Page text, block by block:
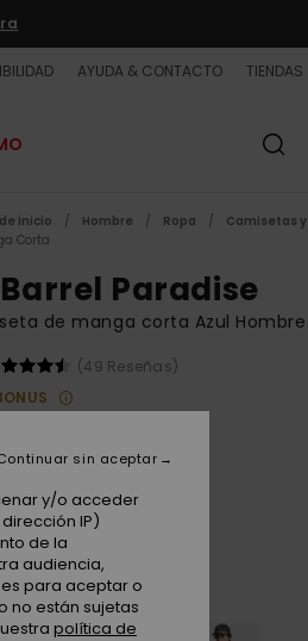
AYUDA & CONTACTO TIENDAS
inicio Hombre Ropa
Camisetas
Corta
Barrel Paradise
de manga corta Azul Hombre
(49 Reseñas)
€
PROMO -25% EXTRA
Haze
y/o acceder
IP)
de la
audiencia,
para aceptar o
no están sujetas
política de
sin aceptar